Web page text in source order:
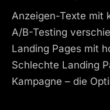
Anzeigen-Texte mit
A/B-Testing
Landing Pages mit
Schlechte Landing
Kampagne – die